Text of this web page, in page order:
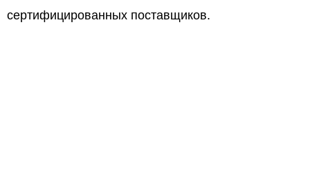
сертифицированных поставщиков.